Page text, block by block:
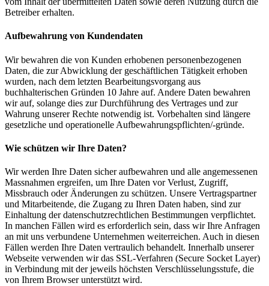
Betreiber erhalten.
Aufbewahrung von Kundendaten
Wir bewahren die von Kunden erhobenen personenbezogenen
Daten, die zur Abwicklung der geschäftlichen Tätigkeit erhoben
wurden, nach dem letzten Bearbeitungsvorgang aus
buchhalterischen Gründen 10 Jahre auf. Andere Daten bewahren
wir auf, solange dies zur Durchführung des Vertrages und zur
Wahrung unserer Rechte notwendig ist. Vorbehalten sind längere
gesetzliche und operationelle Aufbewahrungspflichten/-gründe.
Wie schützen wir Ihre Daten?
Wir werden Ihre Daten sicher aufbewahren und alle angemessenen
Massnahmen ergreifen, um Ihre Daten vor Verlust, Zugriff,
Missbrauch oder Änderungen zu schützen. Unsere Vertragspartner
und Mitarbeitende, die Zugang zu Ihren Daten haben, sind zur
Einhaltung der datenschutzrechtlichen Bestimmungen verpflichtet.
In manchen Fällen wird es erforderlich sein, dass wir Ihre Anfragen
an mit uns verbundene Unternehmen weiterreichen. Auch in diesen
Fällen werden Ihre Daten vertraulich behandelt. Innerhalb unserer
Webseite verwenden wir das SSL-Verfahren (Secure Socket Layer)
in Verbindung mit der jeweils höchsten Verschlüsselungsstufe, die
von Ihrem Browser unterstützt wird.